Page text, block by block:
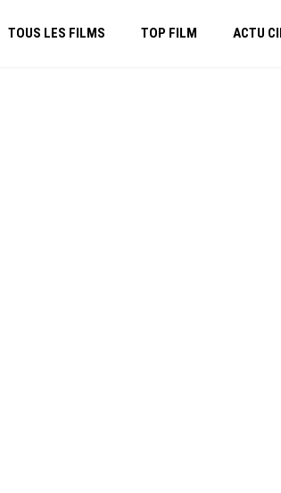
TOUS LES FILMS TOP FILM ACTU